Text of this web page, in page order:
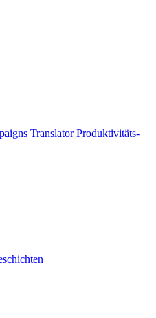
TranslatorProduktivitäts-